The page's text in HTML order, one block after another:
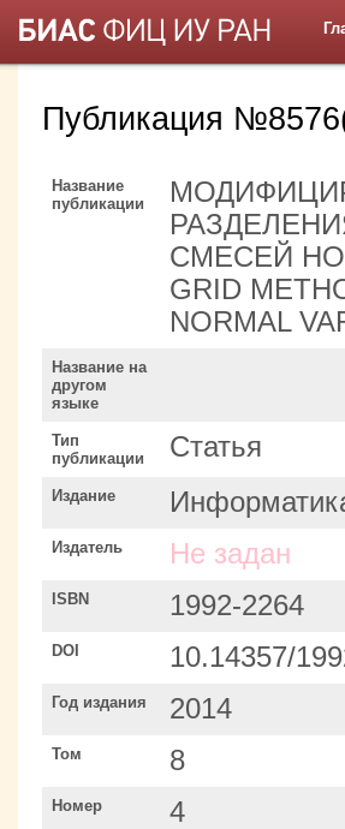
Публикация
Название
публикации
СМЕСЕЙ
GRID
NORMAL
Название на
другом
языке
Тип
публикации
Статья
Издание
Издатель Не задан
ISBN 1992-2264
DOI 10.14357/
Год издания 2014
Том 8
Номер 4